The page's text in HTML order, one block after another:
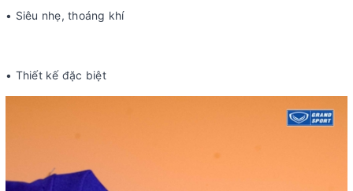
• Siêu nhẹ, thoáng khí
• Thiết kế đặc biệt